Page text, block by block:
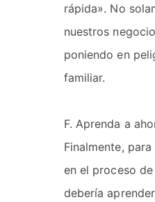
rápida». No
nuestros
poniendo en
familiar.
F. Aprenda a
Finalmente,
en el proceso
debería